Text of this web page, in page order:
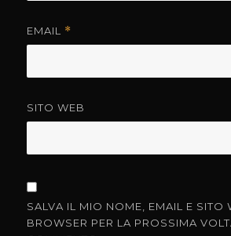
EMAIL *
SITO WEB
SALVA IL MIO NOME, EMAIL E SITO
BROWSER PER LA PROSSIMA